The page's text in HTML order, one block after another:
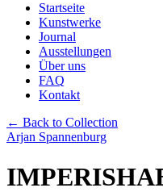
Startseite
Kunstwerke
Journal
Ausstellungen
Über uns
FAQ
Kontakt
← Back to Collection
Arjan Spannenburg